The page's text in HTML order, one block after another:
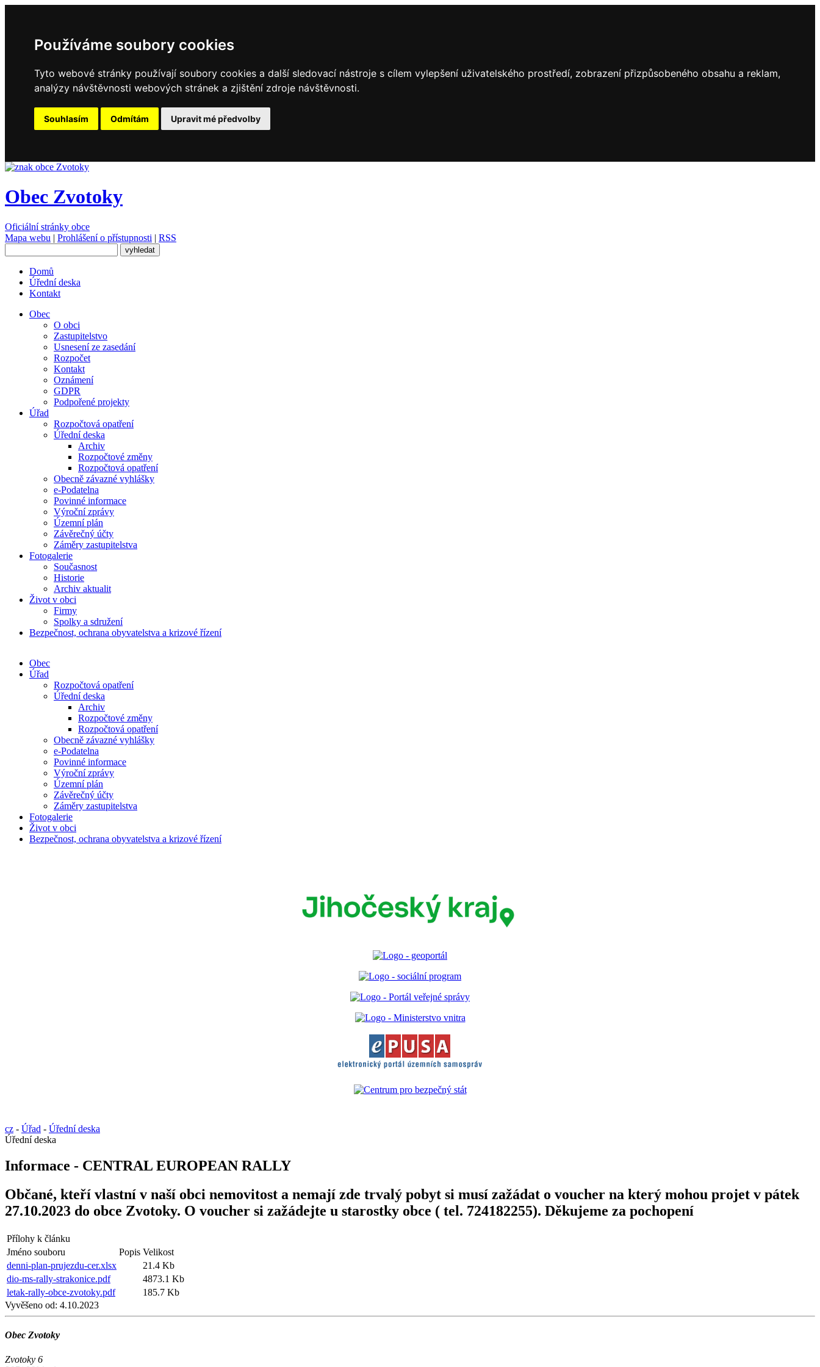
Používáme soubory cookies
Tyto webové stránky používají soubory cookies a další sledovací nástroje s cílem vylepšení uživatelského prostředí, zobrazení přizpůsobeného obsahu a reklam,
analýzy návštěvnosti webových stránek a zjištění zdroje návštěvnosti.
Souhlasím Odmítám Upravit mé předvolby
Obec Zvotoky
Oficiální stránky obce
Mapa webu | Prohlášení o přístupnosti | RSS
Domů
Úřední deska
Kontakt
Obec
O obci
Zastupitelstvo
Usnesení ze zasedání
Rozpočet
Kontakt
Oznámení
GDPR
Podpořené projekty
Úřad
Rozpočtová opatření
Úřední deska
Archiv
Rozpočtové změny
Rozpočtová opatření
Obecně závazné vyhlášky
e-Podatelna
Povinné informace
Výroční zprávy
Územní plán
Závěrečný účty
Záměry zastupitelstva
Fotogalerie
Současnost
Historie
Archiv aktualit
Život v obci
Firmy
Spolky a sdružení
Bezpečnost, ochrana obyvatelstva a krizové řízení
Obec
Úřad
Rozpočtová opatření
Úřední deska
Archiv
Rozpočtové změny
Rozpočtová opatření
Obecně závazné vyhlášky
e-Podatelna
Povinné informace
Výroční zprávy
Územní plán
Závěrečný účty
Záměry zastupitelstva
Fotogalerie
Život v obci
Bezpečnost, ochrana obyvatelstva a krizové řízení
cz - Úřad - Úřední deska
Úřední deska
Informace - CENTRAL EUROPEAN RALLY
Občané, kteří vlastní v naší obci nemovitost a nemají zde trvalý pobyt si musí zažádat o voucher na který mohou projet v pátek
27.10.2023 do obce Zvotoky. O voucher si zažádejte u starostky obce ( tel. 724182255). Děkujeme za pochopení
Přílohy k článku
Jméno souboru
Popis Velikost
denni-plan-prujezdu-cer.xlsx
21.4 Kb
dio-ms-rally-strakonice.pdf
4873.1 Kb
letak-rally-obce-zvotoky.pdf
185.7 Kb
Vyvěšeno od: 4.10.2023
Obec Zvotoky
Zvotoky 6